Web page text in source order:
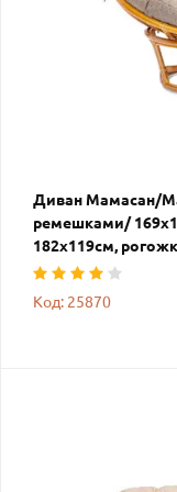
Диван Мамасан/
ремешками/
182х119см,
Код: 25870